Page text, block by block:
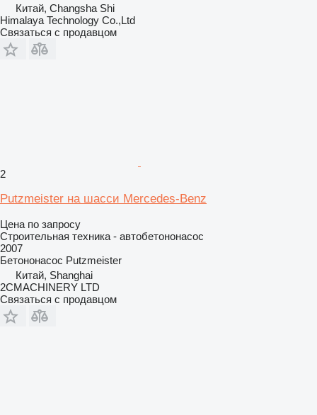
Китай, Changsha Shi
Himalaya Technology Co.,Ltd
Связаться с продавцом
2
Putzmeister на шасси Mercedes-Benz
Цена по запросу
Строительная техника - автобетононасос
2007
Бетононасос Putzmeister
Китай, Shanghai
2CMACHINERY LTD
Связаться с продавцом